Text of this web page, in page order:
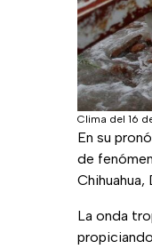
Clima del 16
En su
de
Chihuahua,
La onda
propiciando